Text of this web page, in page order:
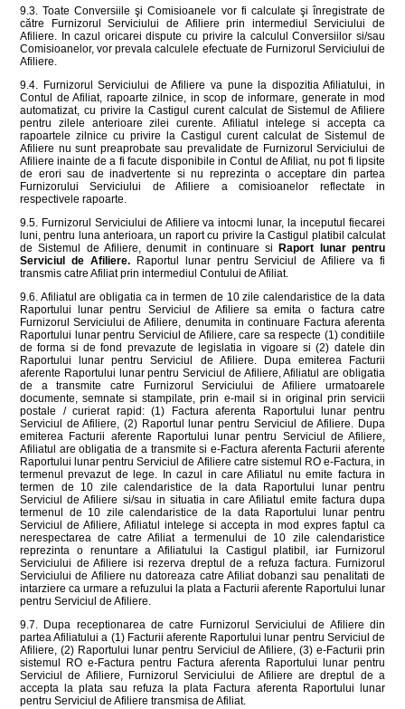
9.3. Toate Conversiile şi Comisioanele vor fi calculate şi înregistrate de
către Furnizorul Serviciului de Afiliere prin intermediul Serviciului de
Afiliere. In cazul oricarei dispute cu privire la calculul Conversiilor si/sau
Comisioanelor, vor prevala calculele efectuate de Furnizorul Serviciului de
Afiliere.
9.4. Furnizorul Serviciului de Afiliere va pune la dispozitia Afiliatului, in
Contul de Afiliat, rapoarte zilnice, in scop de informare, generate in mod
automatizat, cu privire la Castigul curent calculat de Sistemul de Afiliere
pentru zilele anterioare zilei curente. Afiliatul intelege si accepta ca
rapoartele zilnice cu privire la Castigul curent calculat de Sistemul de
Afiliere nu sunt preaprobate sau prevalidate de Furnizorul Serviciului de
Afiliere inainte de a fi facute disponibile in Contul de Afiliat, nu pot fi lipsite
de erori sau de inadvertente si nu reprezinta o acceptare din partea
Furnizorului Serviciului de Afiliere a comisioanelor reflectate in
respectivele rapoarte.
9.5. Furnizorul Serviciului de Afiliere va intocmi lunar, la inceputul fiecarei
luni, pentru luna anterioara, un raport cu privire la Castigul platibil calculat
de Sistemul de Afiliere, denumit in continuare si
Raport lunar pentru
Serviciul de Afiliere.
Raportul lunar pentru Serviciul de Afiliere va fi
transmis catre Afiliat prin intermediul Contului de Afiliat.
9.6. Afiliatul are obligatia ca in termen de 10 zile calendaristice de la data
Raportului lunar pentru Serviciul de Afiliere sa emita o factura catre
Furnizorul Serviciului de Afiliere, denumita in continuare Factura aferenta
Raportului lunar pentru Serviciul de Afiliere, care sa respecte (1) conditiile
de forma si de fond prevazute de legislatia in vigoare si (2) datele din
Raportului lunar pentru Serviciul de Afiliere. Dupa emiterea Facturii
aferente Raportului lunar pentru Serviciul de Afiliere, Afiliatul are obligatia
de a transmite catre Furnizorul Serviciului de Afiliere urmatoarele
documente, semnate si stampilate, prin e-mail si in original prin servicii
postale / curierat rapid: (1) Factura aferenta Raportului lunar pentru
Serviciul de Afiliere, (2) Raportul lunar pentru Serviciul de Afiliere. Dupa
emiterea Facturii aferente Raportului lunar pentru Serviciul de Afiliere,
Afiliatul are obligatia de a transmite si e-Factura aferenta Facturii aferente
Raportului lunar pentru Serviciul de Afiliere catre sistemul RO e-Factura, in
termenul prevazut de lege. In cazul in care Afiliatul nu emite factura in
termen de 10 zile calendaristice de la data Raportului lunar pentru
Serviciul de Afiliere si/sau in situatia in care Afiliatul emite factura dupa
termenul de 10 zile calendaristice de la data Raportului lunar pentru
Serviciul de Afiliere, Afiliatul intelege si accepta in mod expres faptul ca
nerespectarea de catre Afiliat a termenului de 10 zile calendaristice
reprezinta o renuntare a Afiliatului la Castigul platibil, iar Furnizorul
Serviciului de Afiliere isi rezerva dreptul de a refuza factura. Furnizorul
Serviciului de Afiliere nu datoreaza catre Afiliat dobanzi sau penalitati de
intarziere ca urmare a refuzului la plata a Facturii aferente Raportului lunar
pentru Serviciul de Afiliere.
9.7. Dupa receptionarea de catre Furnizorul Serviciului de Afiliere din
partea Afiliatului a (1) Facturii aferente Raportului lunar pentru Serviciul de
Afiliere, (2) Raportului lunar pentru Serviciul de Afiliere, (3) e-Facturii prin
sistemul RO e-Factura pentru Factura aferenta Raportului lunar pentru
Serviciul de Afiliere, Furnizorul Serviciului de Afiliere are dreptul de a
accepta la plata sau refuza la plata Factura aferenta Raportului lunar
pentru Serviciul de Afiliere transmisa de Afiliat.